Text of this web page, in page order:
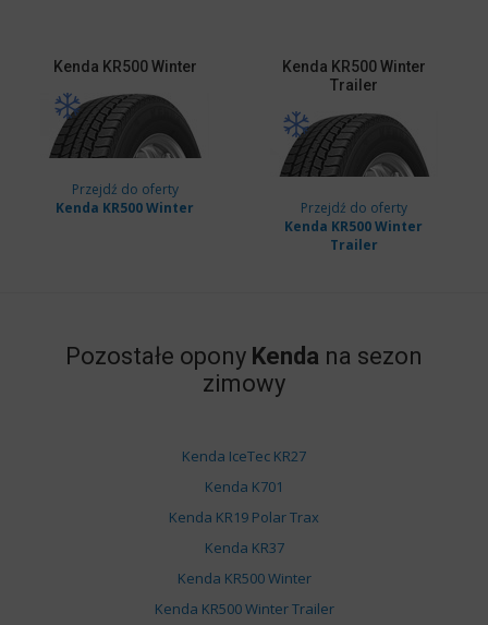
Kenda KR500 Winter
Przejdź do oferty
Kenda KR500 Winter
Kenda KR500 Winter
Trailer
Przejdź do oferty
Kenda KR500 Winter
Trailer
Pozostałe opony Kenda na sezon
zimowy
Kenda IceTec KR27
Kenda K701
Kenda KR19 Polar Trax
Kenda KR37
Kenda KR500 Winter
Kenda KR500 Winter Trailer